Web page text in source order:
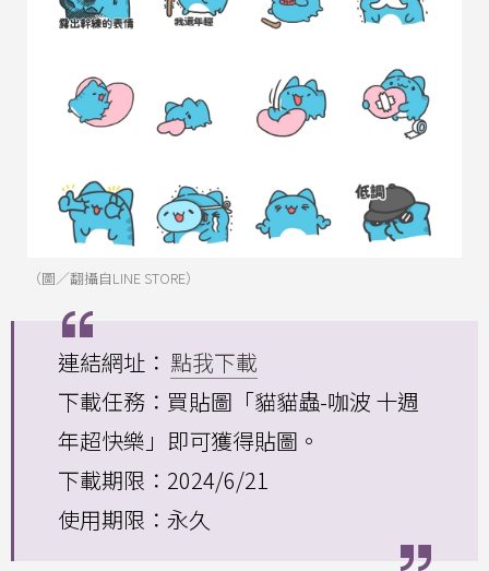
（圖／翻攝自LINE STORE）
連結網址： 點我下載
下載任務：買貼圖「貓貓蟲-咖波 十週
年超快樂」即可獲得貼圖。
下載期限：2024/6/21
使用期限：永久